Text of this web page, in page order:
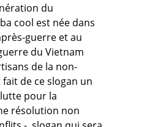
du
cool est née dans
guerre et au
du Vietnam
de la non-
de ce slogan un
pour la
résolution non